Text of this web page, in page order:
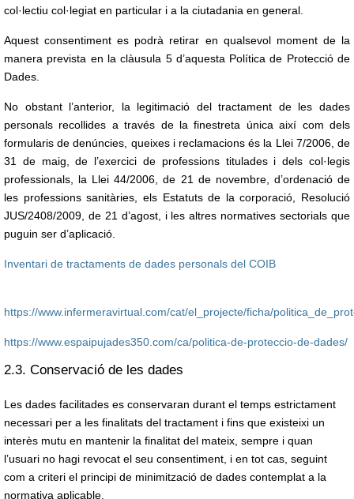
col·lectiu col·legiat en particular i a la ciutadania en general.
Aquest consentiment es podrà retirar en qualsevol moment de la
manera prevista en la clàusula 5 d’aquesta Política de Protecció de
Dades.
No obstant l’anterior, la legitimació del tractament de les dades
personals recollides a través de la finestreta única així com dels
formularis de denúncies, queixes i reclamacions és la Llei 7/2006, de
31 de maig, de l’exercici de professions titulades i dels col·legis
professionals, la Llei 44/2006, de 21 de novembre, d’ordenació de
les professions sanitàries, els Estatuts de la corporació, Resolució
JUS/2408/2009, de 21 d’agost, i les altres normatives sectorials que
puguin ser d’aplicació.
Inventari de tractaments de dades personals del COIB
https://www.infermeravirtual.com/cat/el_projecte/ficha/
https://www.espaipujades350.com/ca/politica-de-proteccio-de-dades/
2.3. Conservació de les dades
Les dades facilitades es conservaran durant el temps estrictament
necessari per a les finalitats del tractament i fins que existeixi un
interès mutu en mantenir la finalitat del mateix, sempre i quan
l’usuari no hagi revocat el seu consentiment, i en tot cas, seguint
com a criteri el principi de minimització de dades contemplat a la
normativa aplicable.